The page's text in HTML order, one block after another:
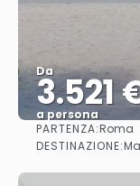
Da
3.521
a persona
PARTENZA:Roma
DESTINAZIONE: